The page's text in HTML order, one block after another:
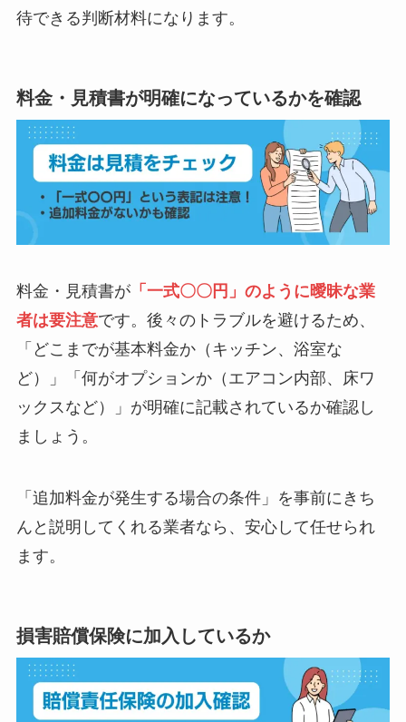
待できる判断材料になります。
料金・見積書が明確になっているかを確認
料金・見積書が「一式〇〇円」のように曖昧な業
者は要注意です。後々のトラブルを避けるため、
「どこまでが基本料金か（キッチン、浴室な
ど）」「何がオプションか（エアコン内部、床ワ
ックスなど）」が明確に記載されているか確認し
ましょう。
「追加料金が発生する場合の条件」を事前にきち
んと説明してくれる業者なら、安心して任せられ
ます。
損害賠償保険に加入しているか